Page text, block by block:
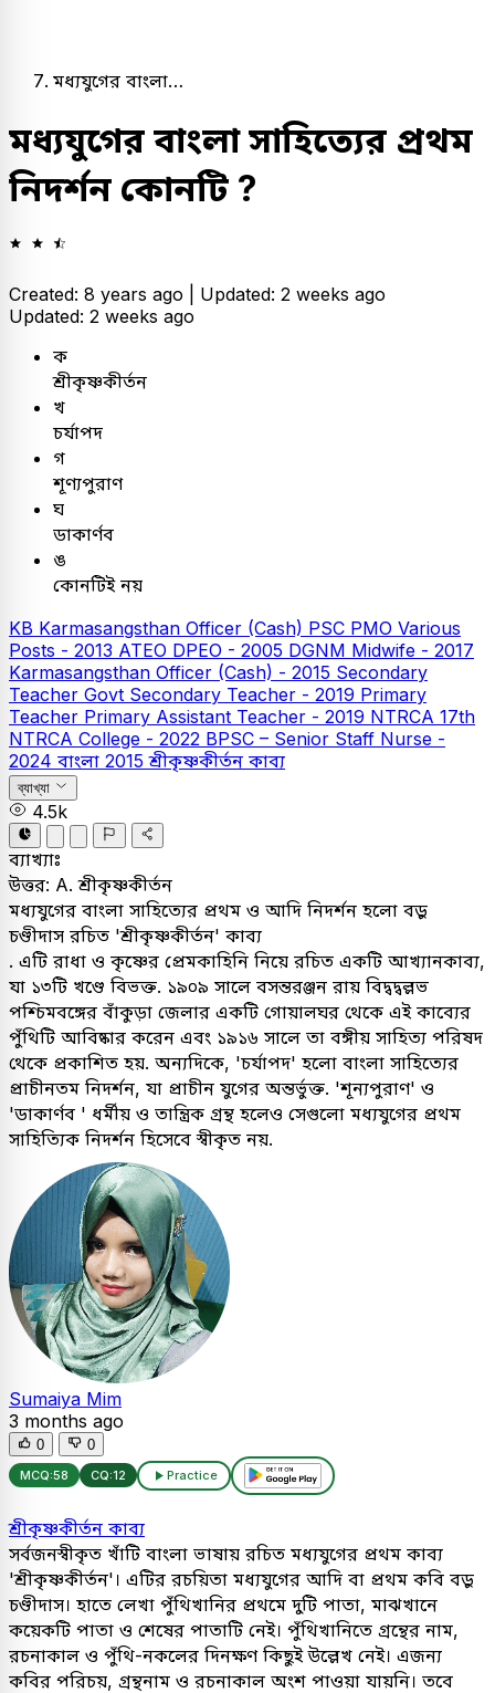
মধ্যযুগের বাংলা…
মধ্যযুগের বাংলা সাহিত্যের প্রথম
নিদর্শন কোনটি ?
Created: 8 years ago | Updated: 2 weeks ago
Updated: 2 weeks ago
ক
শ্রীকৃষ্ণকীর্তন
খ
চর্যাপদ
গ
শূণ্যপুরাণ
ঘ
ডাকার্ণব
ঙ
কোনটিই নয়
KB Karmasangsthan Officer (Cash) PSC PMO Various
Posts - 2013 ATEO DPEO - 2005 DGNM Midwife - 2017
Karmasangsthan Officer (Cash) - 2015 Secondary
Teacher Govt Secondary Teacher - 2019 Primary
Teacher Primary Assistant Teacher - 2019 NTRCA 17th
NTRCA College - 2022 BPSC – Senior Staff Nurse -
2024 বাংলা 2015শ্রীকৃষ্ণকীর্তন কাব্য
ব্যাখ্যা
4.5k
ব্যাখ্যাঃ
উত্তর: A. শ্রীকৃষ্ণকীর্তন
মধ্যযুগের বাংলা সাহিত্যের প্রথম ও আদি নিদর্শন হলো বড়ু
চণ্ডীদাস রচিত 'শ্রীকৃষ্ণকীর্তন' কাব্য
. এটি রাধা ও কৃষ্ণের প্রেমকাহিনি নিয়ে রচিত একটি আখ্যানকাব্য,
যা ১৩টি খণ্ডে বিভক্ত. ১৯০৯ সালে বসন্তরঞ্জন রায় বিদ্বদ্বল্লভ
পশ্চিমবঙ্গের বাঁকুড়া জেলার একটি গোয়ালঘর থেকে এই কাব্যের
পুঁথিটি আবিষ্কার করেন এবং ১৯১৬ সালে তা বঙ্গীয় সাহিত্য পরিষদ
থেকে প্রকাশিত হয়. অন্যদিকে, 'চর্যাপদ' হলো বাংলা সাহিত্যের
প্রাচীনতম নিদর্শন, যা প্রাচীন যুগের অন্তর্ভুক্ত. 'শূন্যপুরাণ' ও
'ডাকার্ণব ' ধর্মীয় ও তান্ত্রিক গ্রন্থ হলেও সেগুলো মধ্যযুগের প্রথম
সাহিত্যিক নিদর্শন হিসেবে স্বীকৃত নয়.
Sumaiya Mim
3 months ago
0 0
MCQ:58 CQ:12 Practice
শ্রীকৃষ্ণকীর্তন কাব্য
সর্বজনস্বীকৃত খাঁটি বাংলা ভাষায় রচিত মধ্যযুগের প্রথম কাব্য
'শ্রীকৃষ্ণকীর্তন'। এটির রচয়িতা মধ্যযুগের আদি বা প্রথম কবি বড়ু
চণ্ডীদাস। হাতে লেখা পুঁথিখানির প্রথমে দুটি পাতা, মাঝখানে
কয়েকটি পাতা ও শেষের পাতাটি নেই। পুঁথিখানিতে গ্রন্থের নাম,
রচনাকাল ও পুঁথি-নকলের দিনক্ষণ কিছুই উল্লেখ নেই। এজন্য
কবির পরিচয়, গ্রন্থনাম ও রচনাকাল অংশ পাওয়া যায়নি। তবে